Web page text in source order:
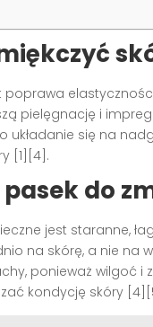
poprawa
pielęgnację i
układanie się na
[1][4].
do
jest staranne,
na skórę, a nie
ponieważ wilgoć
kondycję skóry